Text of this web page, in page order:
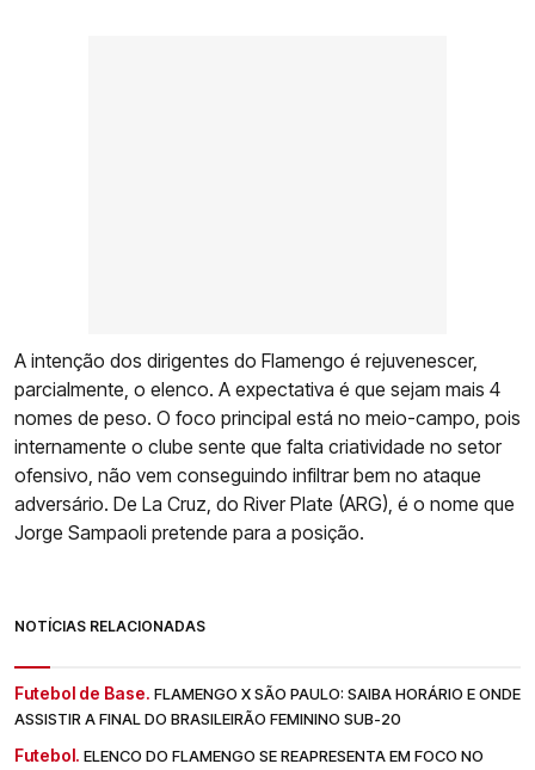
A intenção dos dirigentes do Flamengo é rejuvenescer,
parcialmente, o elenco. A expectativa é que sejam mais 4
nomes de peso. O foco principal está no meio-campo, pois
internamente o clube sente que falta criatividade no setor
ofensivo, não vem conseguindo infiltrar bem no ataque
adversário. De La Cruz, do River Plate (ARG), é o nome que
Jorge Sampaoli pretende para a posição.
NOTÍCIAS RELACIONADAS
Futebol de Base. FLAMENGO X SÃO PAULO: SAIBA HORÁRIO E ONDE
ASSISTIR A FINAL DO BRASILEIRÃO FEMININO SUB-20
Futebol. ELENCO DO FLAMENGO SE REAPRESENTA EM FOCO NO